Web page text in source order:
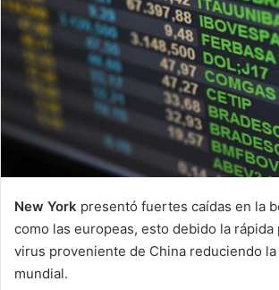
New York presentó fuertes caídas en la
como las europeas, esto debido la rápida
virus proveniente de China reduciendo la
mundial.